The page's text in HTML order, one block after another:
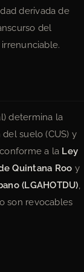
derivada de
del
determina la
suelo (CUS) y
a la Ley
Quintana Roo y
(LGAHOTDU),
son revocables